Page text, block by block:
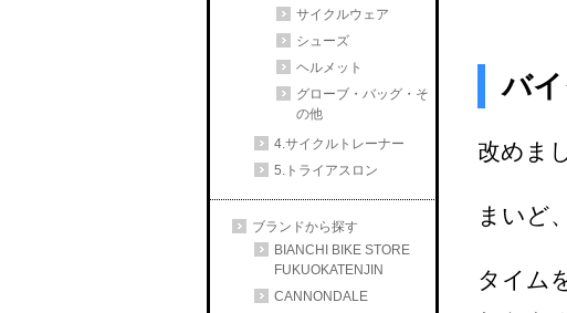
サイクルウェア
シューズ
ヘルメット
グローブ・バッグ・そ
の他
4.サイクルトレーナー
5.トライアスロン
ブランドから探す
BIANCHI BIKE STORE
FUKUOKATENJIN
CANNONDALE
バ
改めま
まいど
タイム